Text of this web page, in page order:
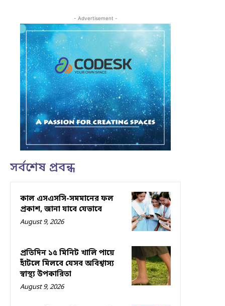
- Advertisement -
সর্বশেষ প্রবন্ধ
কাল এসএসসি-সমমানের ফল
প্রকাশ, জানা যাবে যেভাবে
August 9, 2026
প্রতিদিন ১৫ মিনিট খালি পায়ে
হাঁটলে মিলবে যেসব অবিশ্বাস্য
স্বাস্থ্য উপকারিতা
August 9, 2026